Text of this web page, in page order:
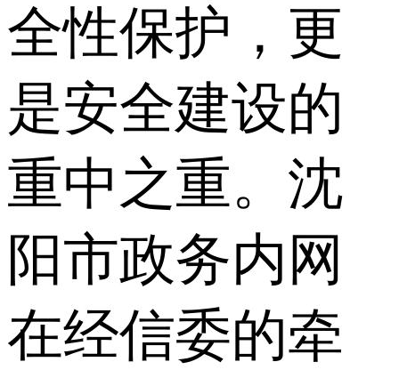
全性保护，更
是安全建设的
重中之重。沈
阳市政务内网
在经信委的牵